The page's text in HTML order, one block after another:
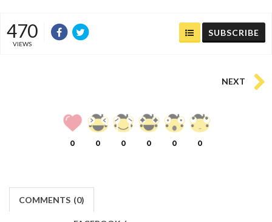
470
VIEWS
SUBSCRIBE
NEXT
0 0 0 0 0 0
COMMENTS (0)